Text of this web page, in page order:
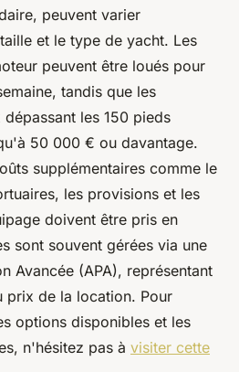
peuvent varier
et le type de yacht. Les
peuvent être loués pour
tandis que les
les 150 pieds
50 000 € ou davantage.
supplémentaires comme le
les provisions et les
doivent être pris en
sont souvent gérées via une
Avancée (APA), représentant
de la location. Pour
options disponibles et les
n'hésitez pas à visiter cette